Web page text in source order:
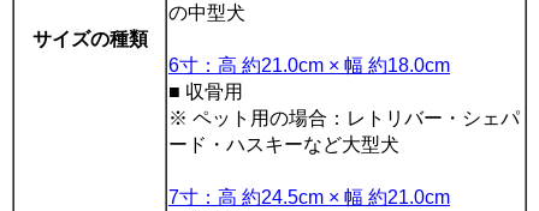
サイズの種類
の中型犬
6寸：高 約21.0cm × 幅 約18.0cm
■ 収骨用
※ ペット用の場合：レトリバー・シェパ
ード・ハスキーなど大型犬
7寸：高 約24.5cm × 幅 約21.0cm